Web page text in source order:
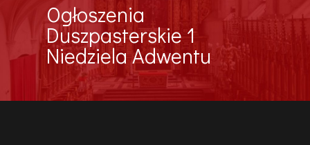
Ogłoszenia
Duszpasterskie 1
Niedziela Adwentu